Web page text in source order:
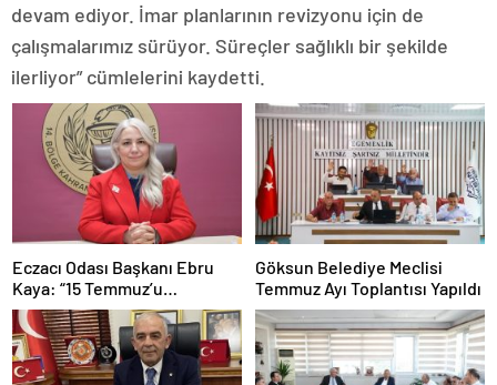
devam ediyor. İmar planlarının revizyonu için de
çalışmalarımız sürüyor. Süreçler sağlıklı bir şekilde
ilerliyor” cümlelerini kaydetti.
Eczacı Odası Başkanı Ebru
Kaya: “15 Temmuz’u
Unutmamalı, Milli İradeye
Sahip Çıkmalıyız”
Göksun Belediye Meclisi
Temmuz Ayı Toplantısı Yapıldı